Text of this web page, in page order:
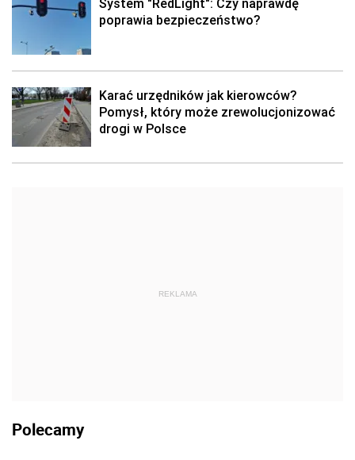
System "RedLight": Czy naprawdę
poprawia bezpieczeństwo?
Karać urzędników jak kierowców?
Pomysł, który może zrewolucjonizować
drogi w Polsce
REKLAMA
Polecamy